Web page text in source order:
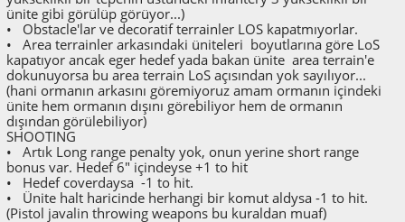
ünite gibi görülüp görüyor...)
• Obstacle'lar ve decoratif terrainler LOS kapatmıyorlar.
• Area terrainler arkasındaki üniteleri boyutlarına göre LoS
kapatıyor ancak eger hedef yada bakan ünite area terrain'e
dokunuyorsa bu area terrain LoS açısından yok sayılıyor...
(hani ormanın arkasını göremiyoruz amam ormanın içindeki
ünite hem ormanın dışını görebiliyor hem de ormanın
dışından görülebiliyor)
SHOOTING
• Artık Long range penalty yok, onun yerine short range
bonus var. Hedef 6" içindeyse +1 to hit
• Hedef coverdaysa -1 to hit.
• Ünite halt haricinde herhangi bir komut aldysa -1 to hit.
(Pistol javalin throwing weapons bu kuraldan muaf)